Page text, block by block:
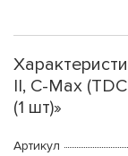
II, C-Max
(1 шт)»
Артикул